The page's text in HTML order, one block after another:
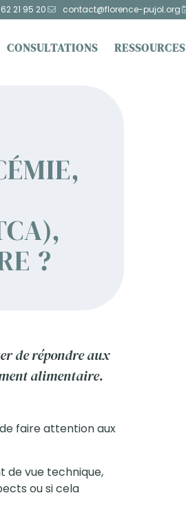
21 95 20 contact@florence-pujol.org
CONSULTATIONS RESSOURCES
?
de répondre aux
alimentaire.
faire attention aux
de vue technique,
ou si cela